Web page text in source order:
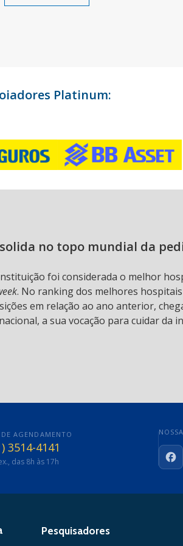
Platinum:
no topo mundial da
foi considerada o melhor
. No ranking dos melhores
em relação ao ano anterior,
a sua vocação para cuidar da
AGENDAMENTO
3514-4141
das 8h às 17h
Pesquisadores